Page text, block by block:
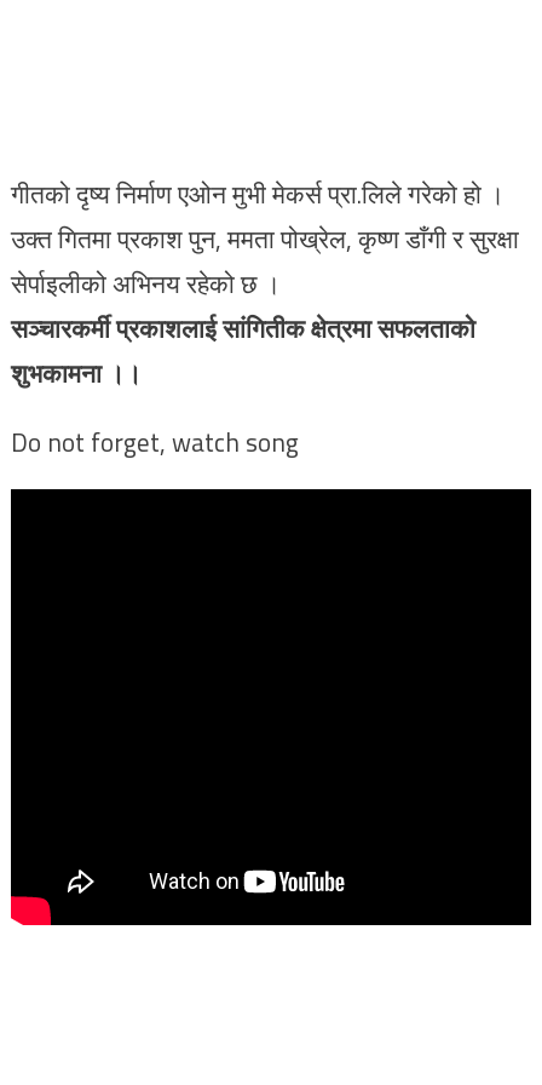
गीतको दृष्य निर्माण एओन मुभी मेकर्स प्रा.लिले गरेको हो ।
उक्त गितमा प्रकाश पुन, ममता पोख्रेल, कृष्ण डाँगी र सुरक्षा
सेर्पाइलीको अभिनय रहेको छ ।
सञ्चारकर्मी प्रकाशलाई सांगितीक क्षेत्रमा सफलताको
शुभकामना ।।
Do not forget, watch song